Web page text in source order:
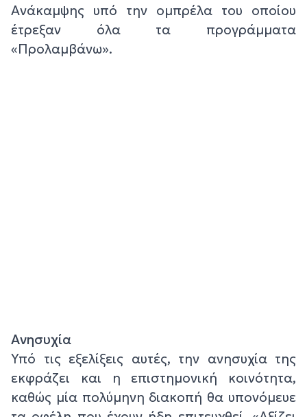
Ανάκαμψης υπό την ομπρέλα του οποίου
έτρεξαν όλα τα προγράμματα
«Προλαμβάνω».
Ανησυχία
Υπό τις εξελίξεις αυτές, την ανησυχία της
εκφράζει και η επιστημονική κοινότητα,
καθώς μία πολύμηνη διακοπή θα υπονόμευε